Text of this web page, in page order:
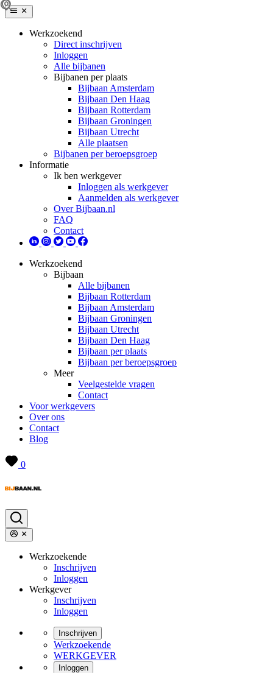
Werkzoekend
Direct inschrijven
Inloggen
Alle bijbanen
Bijbanen per plaats
Bijbaan Amsterdam
Bijbaan Den Haag
Bijbaan Rotterdam
Bijbaan Groningen
Bijbaan Utrecht
Alle plaatsen
Bijbanen per beroepsgroep
Informatie
Ik ben werkgever
Inloggen als werkgever
Aanmelden als werkgever
Over Bijbaan.nl
FAQ
Contact
Werkzoekend
Bijbaan
Alle bijbanen
Bijbaan Rotterdam
Bijbaan Amsterdam
Bijbaan Groningen
Bijbaan Utrecht
Bijbaan Den Haag
Bijbaan per plaats
Bijbaan per beroepsgroep
Meer
Veelgestelde vragen
Contact
Voor werkgevers
Over ons
Contact
Blog
0
Werkzoekende
Inschrijven
Inloggen
Werkgever
Inschrijven
Inloggen
Inschrijven
Werkzoekende
WERKGEVER
Inloggen